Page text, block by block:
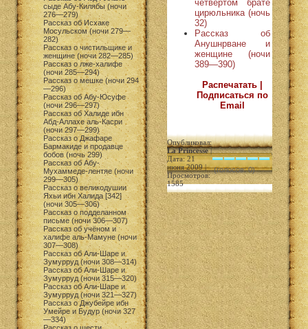
сыде Абу-Килябы (ночи
276—279)
Рассказ об Исхаке
Мосульском (ночи 279—
282)
Рассказ о чистильщике и
женщине (ночи 282—285)
Рассказ о лже-халифе
(ночи 285—294)
Рассказ о мешке (ночи 294
—296)
Рассказ об Абу-Юсуфе
(ночи 296—297)
Рассказ об Халиде ибн
Абд-Аллахе аль-Касри
(ночи 297—299)
Рассказ о Джафаре
Бармакиде и продавце
бобов (ночь 299)
Рассказ об Абу-
Мухаммеде-лентяе (ночи
299—305)
Рассказ о великодушии
Яхьи ибн Халида [342]
(ночи 305—306)
Рассказ о подделанном
письме (ночи 306—307)
Рассказ об учёном и
халифе аль-Мамуне (ночи
307—308)
Рассказ об Али-Шаре и
Зумурруд (ночи 308—314)
Рассказ об Али-Шаре и
Зумурруд (ночи 315—320)
Рассказ об Али-Шаре и
Зумурруд (ночи 321—327)
Рассказ о Джубейре ибн
Умейре и Будур (ночи 327
—334)
четвертом брате
цирюльника (ночь
32)
Рассказ об
Анушнрване и
женщине (ночи
389—390)
Распечатать |
Подписаться по
Email
Опубликовал:
La Princesse|
Дата: 21
июня 2009 |
Просмотров:
1585
(голосов: 0)